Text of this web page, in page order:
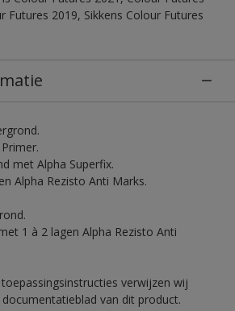
Futures 2019, Sikkens Colour Futures
met Alpha Superfix.
Alpha Rezisto Anti Marks.
1 à 2 lagen Alpha Rezisto Anti
verwijzen wij
van dit product.